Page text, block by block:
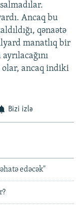
Ancaq bu
qənaətə
manatlıq bir
olar, ancaq indiki
Bizi izlə
edəcək"